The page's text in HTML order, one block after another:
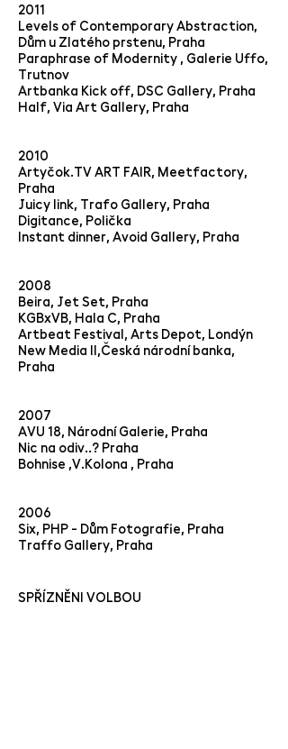
2011
Levels of Contemporary Abstraction,
Dům u Zlatého prstenu, Praha
Paraphrase of Modernity , Galerie Uffo,
Trutnov
Artbanka Kick off, DSC Gallery, Praha
Half, Via Art Gallery, Praha
2010
Artyčok.TV ART FAIR, Meetfactory,
Praha
Juicy link, Trafo Gallery, Praha
Digitance, Polička
Instant dinner, Avoid Gallery, Praha
2008
Beira, Jet Set, Praha
KGBxVB, Hala C, Praha
Artbeat Festival, Arts Depot, Londýn
New Media II,Česká národní banka,
Praha
2007
AVU 18, Národní Galerie, Praha
Nic na odiv..? Praha
Bohnise ,V.Kolona , Praha
2006
Six, PHP - Dům Fotografie, Praha
Traffo Gallery, Praha
SPŘÍZNĚNI VOLBOU